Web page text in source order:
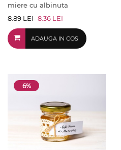
miere cu albinuta
8.89 LEI 8.36 LEI
ADAUGA IN COS
6%